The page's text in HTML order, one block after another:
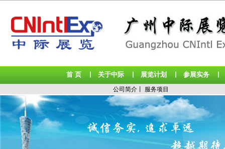
首 页 关于中际丨 展览计划 参展实务
公司简介 服务项目